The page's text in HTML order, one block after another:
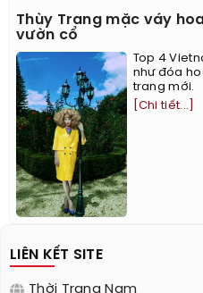
Thùy Trang mặc váy
vườn cổ
Top 4
như đóa
trang mới.
[Chi tiết...]
LIÊN KẾT SITE
Thời Trang Nam